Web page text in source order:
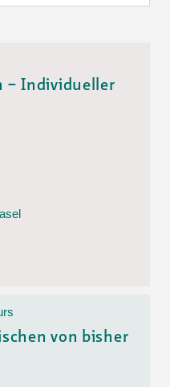
– Individueller
von bisher